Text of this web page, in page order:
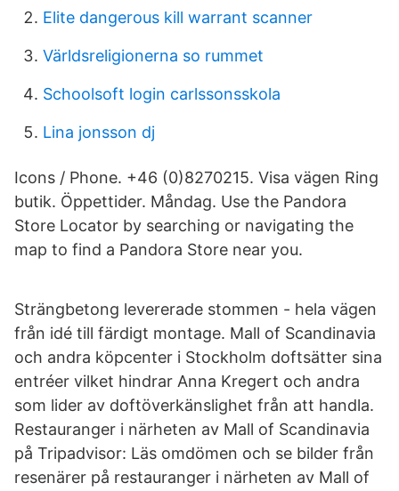
Elite dangerous kill warrant scanner
Världsreligionerna so rummet
Schoolsoft login carlssonsskola
Lina jonsson dj
Icons / Phone. +46 (0)8270215. Visa vägen Ring
butik. Öppettider. Måndag. Use the Pandora
Store Locator by searching or navigating the
map to find a Pandora Store near you.
Strängbetong levererade stommen - hela vägen
från idé till färdigt montage. Mall of Scandinavia
och andra köpcenter i Stockholm doftsätter sina
entréer vilket hindrar Anna Kregert och andra
som lider av doftöverkänslighet från att handla.
Restauranger i närheten av Mall of Scandinavia
på Tripadvisor: Läs omdömen och se bilder från
resenärer på restauranger i närheten av Mall of